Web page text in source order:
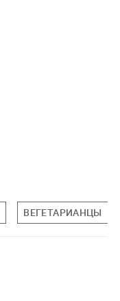
ВЕГЕТАРИАНЦЫ